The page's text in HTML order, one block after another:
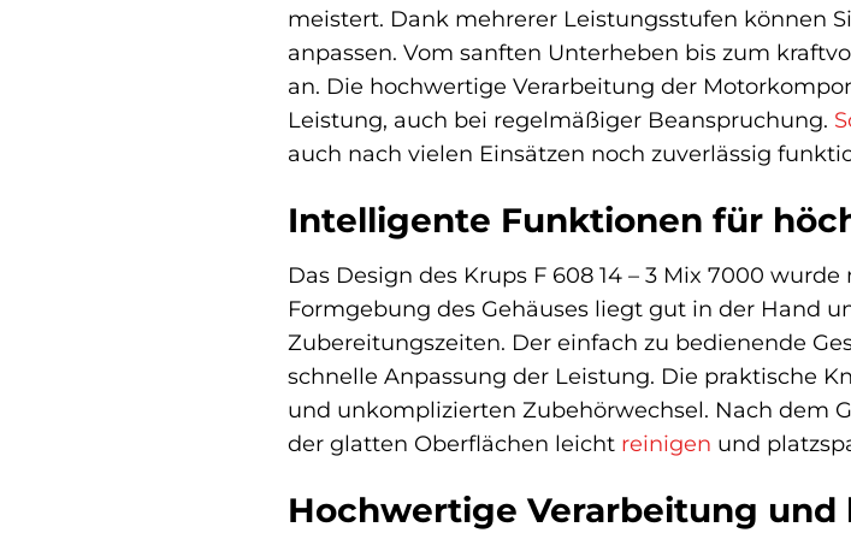
meistert. Dank mehrerer Leistungsstufen können
anpassen. Vom sanften Unterheben bis zum
an. Die hochwertige Verarbeitung der
Leistung, auch bei regelmäßiger Beanspruchung.
auch nach vielen Einsätzen noch zuverlässig
Intelligente Funktionen für
Das Design des Krups F 608 14 – 3 Mix 7000
Formgebung des Gehäuses liegt gut in der Hand
Zubereitungszeiten. Der einfach zu bedienende
schnelle Anpassung der Leistung. Die praktische
und unkomplizierten Zubehörwechsel. Nach dem
der glatten Oberflächen leicht reinigen und
Hochwertige Verarbeitung